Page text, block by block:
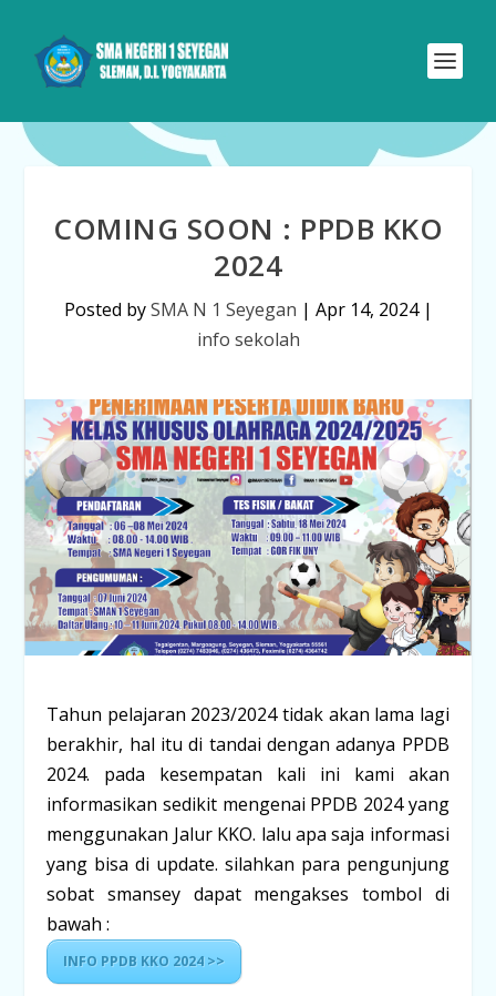
COMING SOON : PPDB KKO
2024
Posted bySMA N 1 Seyegan | Apr 14, 2024|
info sekolah
Tahun pelajaran 2023/2024 tidak akan lama lagi
berakhir, hal itu di tandai dengan adanya PPDB
2024. pada kesempatan kali ini kami akan
informasikan sedikit mengenai PPDB 2024 yang
menggunakan Jalur KKO. lalu apa saja informasi
yang bisa di update. silahkan para pengunjung
sobat smansey dapat mengakses tombol di
bawah :
INFO PPDB KKO 2024 >>